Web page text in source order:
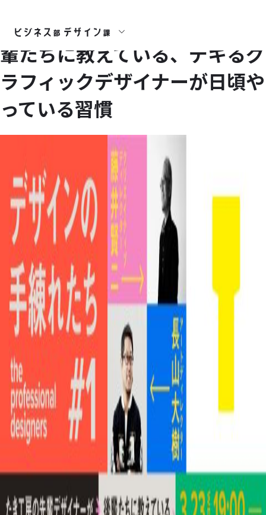
たき工房の先輩デザイナーが後
輩たちに教えている、デキるグ
ラフィックデザイナーが日頃や
っている習慣